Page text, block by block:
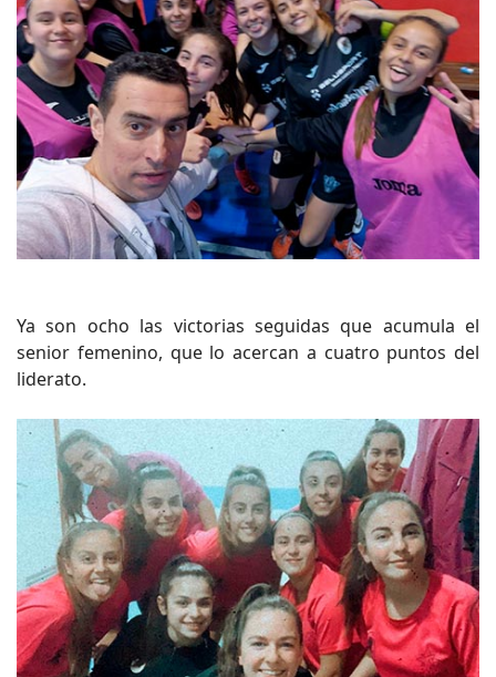
Ya son ocho las victorias seguidas que acumula el
senior femenino, que lo acercan a cuatro puntos del
liderato.